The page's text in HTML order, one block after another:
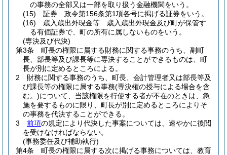
の事務の全部又は一部を取り扱う金融機関をいう。
(15)
証券 政令第156条第1項各号に掲げる証券をいう。
(16)
歳入歳出外現金等 歳入歳出外現金及び町が保管す
る有価証券で、町の所有に属しないものをいう。
(専決及び代決)
第3条
町長の権限に属する財務に関する事務のうち、副町
長、部長等及び課長等に専決することができるものは、町
長が別に定めるところによる。
2
財務に関する事務のうち、町長、会計管理者又は部長等及
び課長等の権限に属する事務(専決権の授与による場合を含
む。)について、当該権限を行使する者が不在のときは、急
施を要するものに限り、町長が別に定めるところによりそ
の事務を代決することができる。
3
前項の規定により代決した事案については、速やかに後閲
を受けなければならない。
(事務委任及び補助執行)
第4条
町長の権限に属する次に掲げる事務については、教育